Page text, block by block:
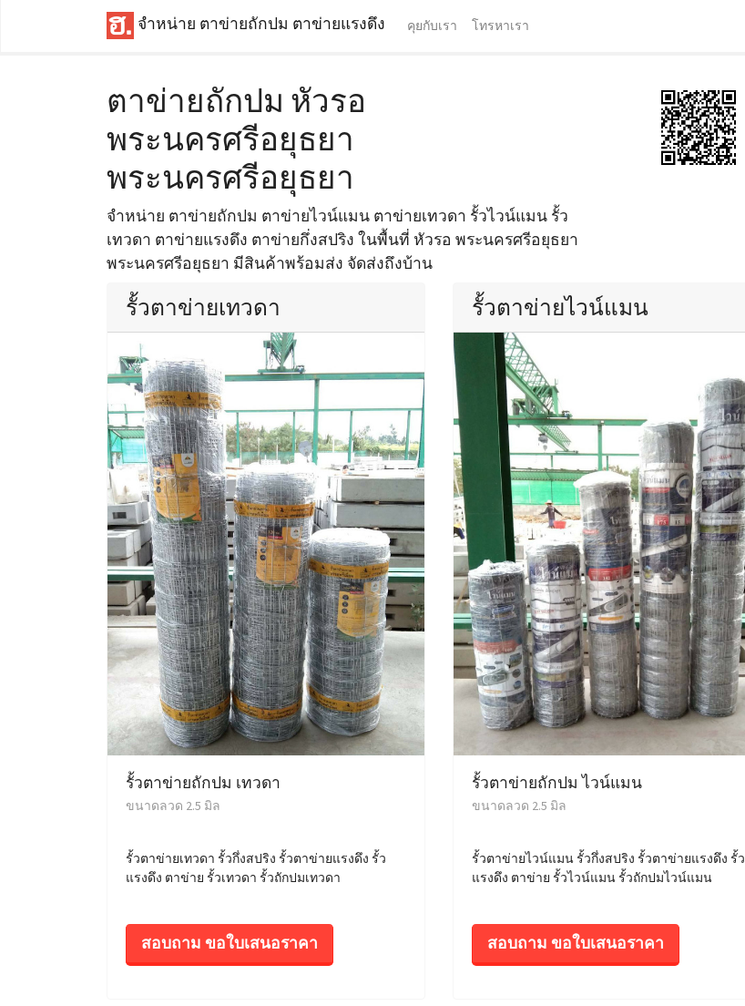
จำหน่าย ตาข่ายถักปม ตาข่ายแรงดึง คุยกับเรา โทรหาเรา
ตาข่ายถักปม หัวรอ
พระนครศรีอยุธยา
พระนครศรีอยุธยา
จำหน่าย ตาข่ายถักปม ตาข่ายไวน์แมน ตาข่ายเทวดา รั้วไวน์แมน รั้ว
เทวดา ตาข่ายแรงดึง ตาข่ายกึ่งสปริง ในพื้นที่ หัวรอ พระนครศรีอยุธยา
พระนครศรีอยุธยา มีสินค้าพร้อมส่ง จัดส่งถึงบ้าน
รั้วตาข่ายเทวดา
รั้วตาข่ายถักปม เทวดา
ขนาดลวด 2.5 มิล
รั้วตาข่ายเทวดา รั้วกึ่งสปริง รั้วตาข่ายแรงดึง รั้ว
แรงดึง ตาข่าย รั้วเทวดา รั้วถักปมเทวดา
สอบถาม ขอใบเสนอราคา
รั้วตาข่ายไวน์แมน
รั้วตาข่ายถักปม ไวน์แมน
ขนาดลวด 2.5 มิล
รั้วตาข่ายไวน์แมน รั้วกึ่งสปริง รั้วตาข่ายแรงดึง รั้ว
แรงดึง ตาข่าย รั้วไวน์แมน รั้วถักปมไวน์แมน
สอบถาม ขอใบเสนอราคา